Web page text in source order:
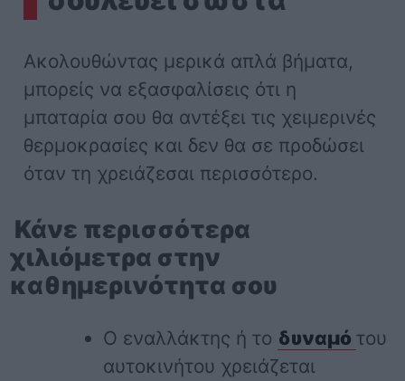
Ακολουθώντας μερικά απλά βήματα,
μπορείς να εξασφαλίσεις ότι η
μπαταρία σου θα αντέξει τις χειμερινές
θερμοκρασίες και δεν θα σε προδώσει
όταν τη χρειάζεσαι περισσότερο.
Κάνε περισσότερα
χιλιόμετρα στην
καθημερινότητα σου
Ο εναλλάκτης ή το δυναμό του
αυτοκινήτου χρειάζεται